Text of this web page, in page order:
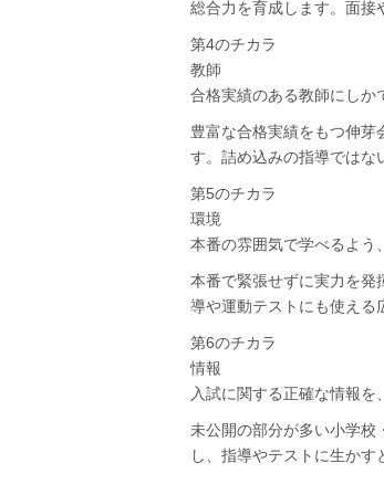
総合力を育成します。面接
第4のチカラ
教師
合格実績のある教師にしか
豊富な合格実績をもつ伸芽
す。詰め込みの指導ではな
第5のチカラ
環境
本番の雰囲気で学べるよう
本番で緊張せずに実力を発
導や運動テストにも使える
第6のチカラ
情報
入試に関する正確な情報を
未公開の部分が多い小学校
し、指導やテストに生かす